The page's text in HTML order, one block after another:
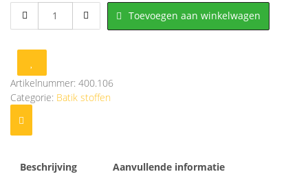
Batik
200cm
100cm
aantal
Toevoegen aan winkelwagen
Artikelnummer: 400.106
Categorie: Batik stoffen
Beschrijving
Aanvullende informatie